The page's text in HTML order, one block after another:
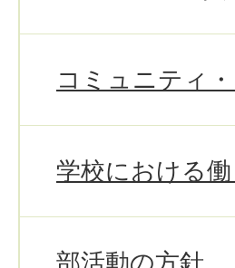
コミュニティ
学校における